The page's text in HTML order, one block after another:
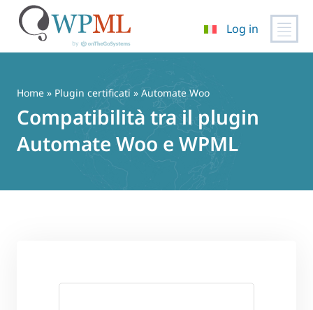
contenuto
Log in
Home » Plugin certificati » Automate Woo
Compatibilità tra il plugin
Automate Woo e WPML